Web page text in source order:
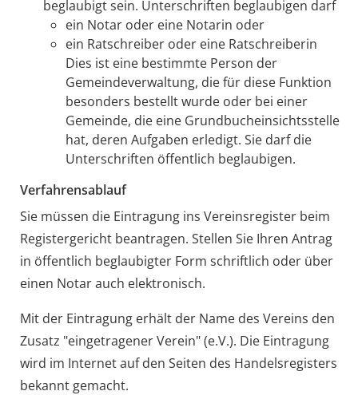
beglaubigt sein. Unterschriften beglaubigen darf
ein Notar oder eine Notarin oder
ein Ratschreiber oder eine Ratschreiberin
Dies ist eine bestimmte Person der
Gemeindeverwaltung, die für diese Funktion
besonders bestellt wurde oder bei einer
Gemeinde, die eine Grundbucheinsichtsstelle
hat, deren Aufgaben erledigt. Sie darf die
Unterschriften öffentlich beglaubigen.
Verfahrensablauf
Sie müssen die Eintragung ins Vereinsregister beim
Registergericht beantragen. Stellen Sie Ihren Antrag
in öffentlich beglaubigter Form schriftlich oder über
einen Notar auch elektronisch.
Mit der Eintragung erhält der Name des Vereins den
Zusatz "eingetragener Verein" (e.V.). Die Eintragung
wird im Internet auf den Seiten des Handelsregisters
bekannt gemacht.